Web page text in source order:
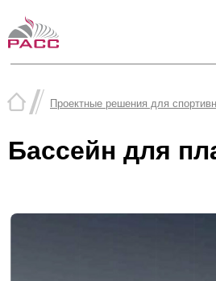
Проектные решения для
Бассейн для